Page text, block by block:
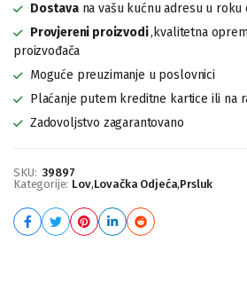
Dostavana vašu kućnu adresu u roku
Provjereni proizvodi,kvalitetna
proizvođača
Moguće preuzimanje u poslovnici
Plaćanje putem kreditne kartice ili na
Zadovoljstvo zagarantovano
SKU: 39897
Kategorije: Lov,Lovačka Odjeća,Prsluk